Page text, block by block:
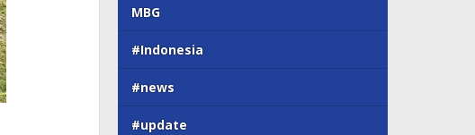
MBG
#Indonesia
#news
#update